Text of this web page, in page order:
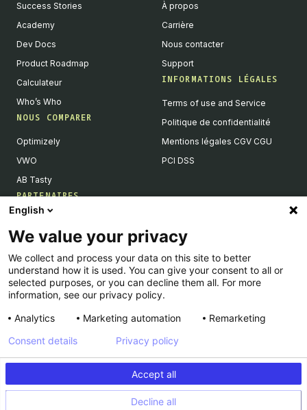
Success Stories
Academy
Dev Docs
Product Roadmap
Calculateur
Who’s Who
NOUS COMPARER
Optimizely
VWO
AB Tasty
PARTENAIRES
Devenir partenaires
Liste de nos intégrations
Agences Partenaires
À propos
Carrière
Nous contacter
Support
INFORMATIONS LÉGALES
Terms of use and Service
Politique de confidentialité
Mentions légales CGV CGU
PCI DSS
© Kameleoon — 2026 All rights Reserved
Privacy policy
English
We value your privacy
We collect and process your data on this site to better
understand how it is used. You can give your consent to all or
selected purposes, or you can decline them all. For more
information, see our privacy policy.
Analytics
Marketing automation Remarketing
Accept all
Decline all
Consent details Privacy policy